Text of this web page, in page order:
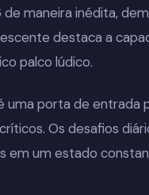
maneira inédita,
destaca a
palco lúdico.
uma porta de entrada
Os desafios
em um estado